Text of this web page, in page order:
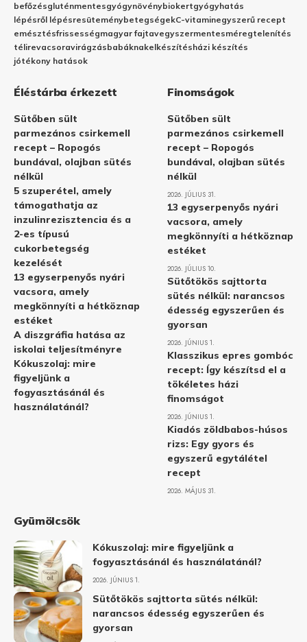
befőzésgluténmentesgyógynövénybiokertgyógyhatás
lépésről lépésresüteménybetegségekC-vitaminegyszerű recept
emésztésfrissességmagyar fajtavegyszermentesméregtelenítés
télirevacsoravirágzásbabáknakelkészítésházi készítés
jótékony hatások
Éléstárba érkezett
Sütőben sült
parmezános csirkemell
recept – Ropogós
bundával, olajban sütés
nélkül
5 szuperétel, amely
támogathatja az
inzulinrezisztencia és a
2-es típusú
cukorbetegség
kezelését
13 egyserpenyős nyári
vacsora, amely
megkönnyíti a hétköznap
estéket
A diszgráfia hatása az
iskolai teljesítményre
Kókuszolaj: mire
figyeljünk a
fogyasztásánál és
használatánál?
Finomságok
Sütőben sült
parmezános csirkemell
recept – Ropogós
bundával, olajban sütés
nélkül
2026. JÚLIUS 31.
13 egyserpenyős nyári
vacsora, amely
megkönnyíti a hétköznap
estéket
2026. JÚLIUS 10.
Sütőtökös sajttorta
sütés nélkül: narancsos
édesség egyszerűen és
gyorsan
2026. JÚNIUS 1.
Klasszikus epres gombóc
recept: Így készítsd el a
tökéletes házi
finomságot
2026. JÚNIUS 1.
Kiadós zöldbabos-húsos
rizs: Egy gyors és
egyszerű egytálétel
recept
2026. MÁJUS 31.
Gyümölcsök
Kókuszolaj: mire figyeljünk a
fogyasztásánál és használatánál?
2026. JÚNIUS 1.
Sütőtökös sajttorta sütés nélkül:
narancsos édesség egyszerűen és
gyorsan